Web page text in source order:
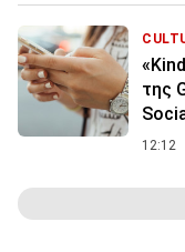
της
12:12